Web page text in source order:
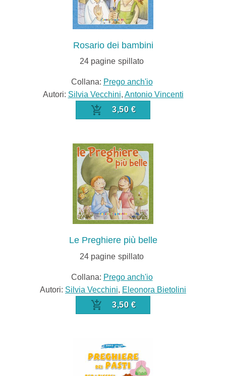
Rosario dei bambini
24 pagine spillato
Collana: Prego anch'io
Autori: Silvia Vecchini, Antonio Vincenti
3,50 €
Le Preghiere più belle
24 pagine spillato
Collana: Prego anch'io
Autori: Silvia Vecchini, Eleonora Bietolini
3,50 €